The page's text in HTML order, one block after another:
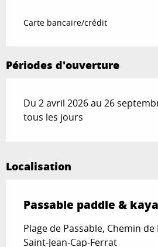
Carte bancaire/crédit
Périodes d'ouverture
Du 2 avril 2026 au 26
tous les jours
Localisation
Passable paddle &
Plage de Passable, Chemin de
Saint-Jean-Cap-Ferrat